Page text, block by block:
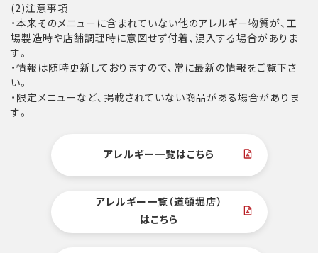
(2)注意事項
・本来そのメニューに含まれていない他のアレルギー物質が、工
場製造時や店舗調理時に意図せず付着、混入する場合がありま
す。
・情報は随時更新しておりますので、常に最新の情報をご覧下さ
い。
・限定メニューなど、掲載されていない商品がある場合がありま
す。
アレルギー一覧はこちら
アレルギー一覧（道頓堀店）
はこちら